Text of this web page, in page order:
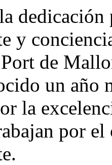
y
de
un año
la
por